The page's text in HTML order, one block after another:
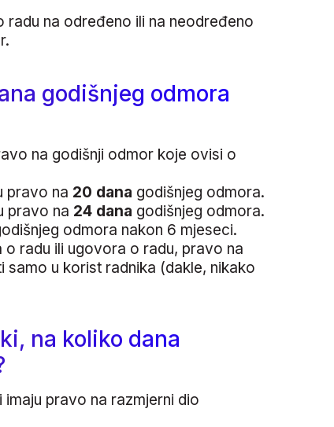
na određeno ili na neodređeno
godišnjeg odmora
na godišnji odmor koje ovisi o
pravo na 20 dana godišnjeg odmora.
pravo na 24 dana godišnjeg odmora.
odmora nakon 6 mjeseci.
radu ili ugovora o radu, pravo na
u korist radnika (dakle, nikako
na koliko dana
pravo na razmjerni dio